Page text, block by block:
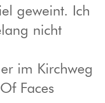
geweint. Ich
nicht
im Kirchweg
Faces